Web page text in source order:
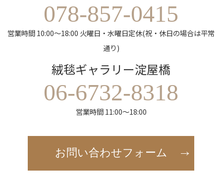
078-857-0415
営業時間 10:00～18:00 火曜日・水曜日定休(祝・休日の場合は平常
通り)
絨毯ギャラリー淀屋橋
06-6732-8318
営業時間 11:00～18:00
お問い合わせフォーム